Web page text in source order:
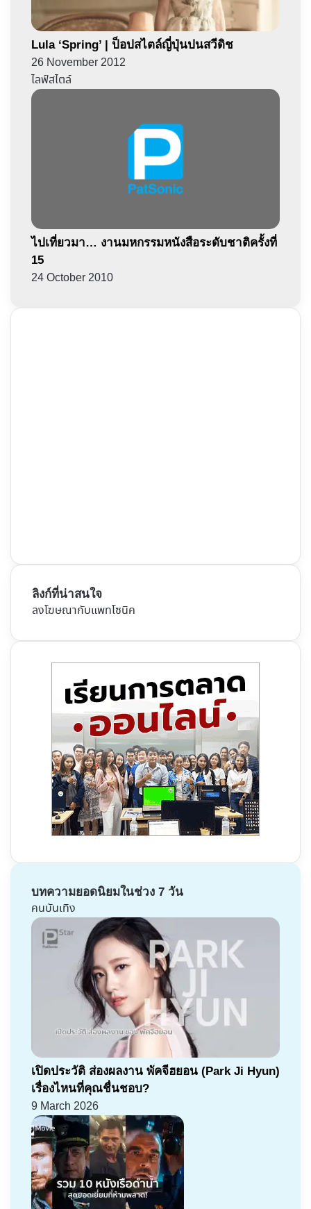
Lula ‘Spring’ | ป็อปสไตล์ญี่ปุ่นปนสวีดิช
26 November 2012
ไลฟ์สไตล์
ไปเที่ยวมา… งานมหกรรมหนังสือระดับชาติครั้งที่
15
24 October 2010
ลิงก์ที่น่าสนใจ
ลงโฆษณากับแพทโซนิค
บทความยอดนิยมในช่วง 7 วัน
คนบันเทิง
เปิดประวัติ ส่องผลงาน พัคจีฮยอน (Park Ji Hyun)
เรื่องไหนที่คุณชื่นชอบ?
9 March 2026